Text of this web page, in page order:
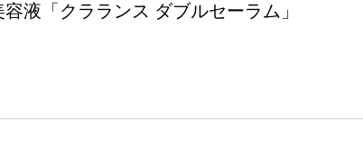
液「クラランス ダブルセーラム」